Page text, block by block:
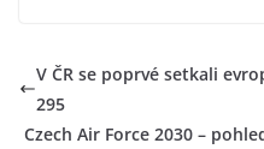
V ČR se poprvé setkali
295
Czech Air Force 2030 –